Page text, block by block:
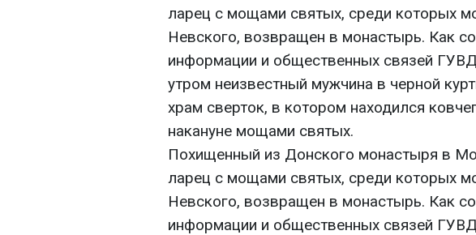
ларец с мощами святых, среди которых
Невского, возвращен в монастырь. Как
информации и общественных связей
утром неизвестный мужчина в черной
храм сверток, в котором находился
накануне мощами святых.
Похищенный из Донского монастыря в
ларец с мощами святых, среди которых
Невского, возвращен в монастырь. Как
информации и общественных связей